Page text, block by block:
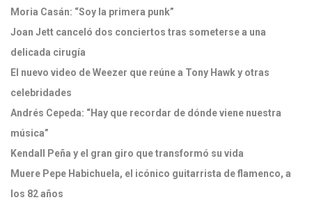
Moria Casán: “Soy la primera punk”
Joan Jett canceló dos conciertos tras someterse a una
delicada cirugía
El nuevo video de Weezer que reúne a Tony Hawk y otras
celebridades
Andrés Cepeda: “Hay que recordar de dónde viene nuestra
música”
Kendall Peña y el gran giro que transformó su vida
Muere Pepe Habichuela, el icónico guitarrista de flamenco, a
los 82 años